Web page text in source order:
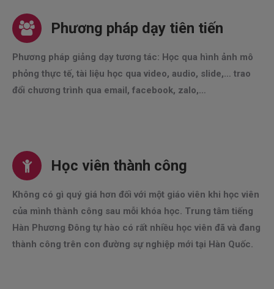
Phương pháp dạy tiên tiến
Phương pháp giảng dạy tương tác: Học qua hình ảnh mô
phỏng thực tế, tài liệu học qua video, audio, slide,… trao
đổi chương trình qua email, facebook, zalo,…
Học viên thành công
Không có gì quý giá hơn đối với một giáo viên khi học viên
của mình thành công sau mỗi khóa học. Trung tâm tiếng
Hàn Phương Đông tự hào có rất nhiều học viên đã và đang
thành công trên con đường sự nghiệp mới tại Hàn Quốc.